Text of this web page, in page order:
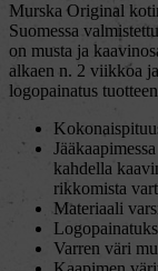
Murska Original
Suomessa
on musta ja
alkaen n. 2 viikkoa
logopainatus
kahdella
rikkomista
Materiaali
Varren väri